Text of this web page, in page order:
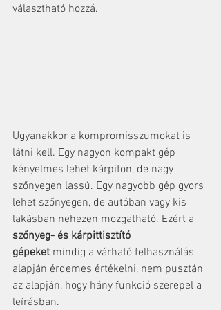
választható hozzá.
Ugyanakkor a kompromisszumokat is
látni kell. Egy nagyon kompakt gép
kényelmes lehet kárpiton, de nagy
szőnyegen lassú. Egy nagyobb gép gyors
lehet szőnyegen, de autóban vagy kis
lakásban nehezen mozgatható. Ezért a
szőnyeg- és kárpittisztító
gépeket mindig a várható felhasználás
alapján érdemes értékelni, nem pusztán
az alapján, hogy hány funkció szerepel a
leírásban.